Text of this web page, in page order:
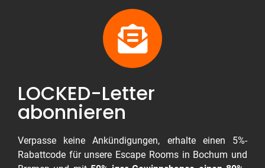
LOCKED-Letter
abonnieren
Verpasse keine Ankündigungen, erhalte einen 5%-
Rabattcode für unsere Escape Rooms in Bochum und